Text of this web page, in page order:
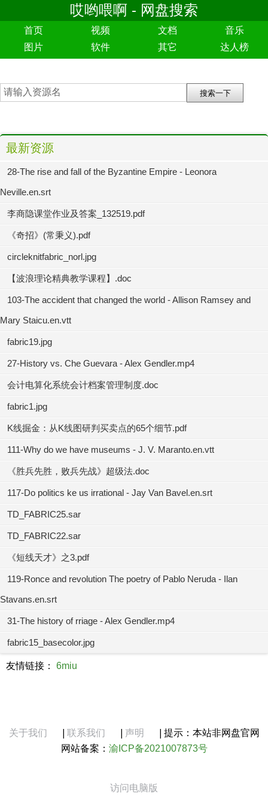
哎哟喂啊 - 网盘搜索
首页 视频 文档
音乐
图片
软件 其它 达人榜
最新资源
28-The rise and fall of the Byzantine Empire - Leonora
Neville.en.srt
李商隐课堂作业及答案_132519.pdf
《奇招》(常秉义).pdf
circleknitfabric_norl.jpg
【波浪理论精典教学课程】.doc
103-The accident that changed the world - Allison Ramsey and
Mary Staicu.en.vtt
fabric19.jpg
27-History vs. Che Guevara - Alex Gendler.mp4
会计电算化系统会计档案管理制度.doc
fabric1.jpg
K线掘金：从K线图研判买卖点的65个细节.pdf
111-Why do we have museums - J. V. Maranto.en.vtt
《胜兵先胜，败兵先战》超级法.doc
117-Do politics ke us irrational - Jay Van Bavel.en.srt
TD_FABRIC25.sar
TD_FABRIC22.sar
《短线天才》之3.pdf
119-Ronce and revolution The poetry of Pablo Neruda - Ilan
Stavans.en.srt
31-The history of rriage - Alex Gendler.mp4
fabric15_basecolor.jpg
友情链接： 6miu
关于我们 联系我们 声明
提示：本站非网盘官网
网站备案： 渝ICP备2021007873号
访问电脑版